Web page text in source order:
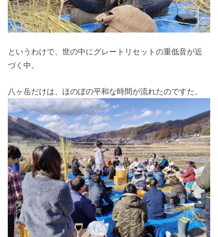
というわけで、世の中にグレートリセットの重低音が近
づく中。
八ヶ岳だけは、ほのぼの平和な時間が流れたのですた。